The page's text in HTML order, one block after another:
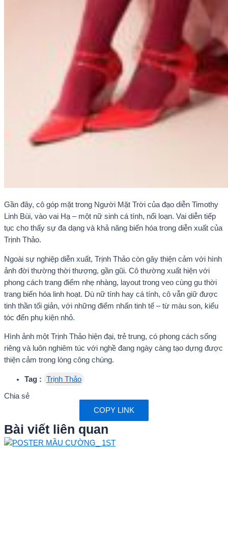
Gần đây, cô góp mặt trong Người Mặt Trời của đạo diễn Timothy
Linh Bùi, vào vai Hạ – một nữ sinh cá tính, nổi loạn. Vai diễn tiếp
tục cho thấy sự đa dạng và khả năng biến hóa trong diễn xuất của
Trịnh Thảo.
Ngoài sự nghiệp diễn xuất, Trịnh Thảo còn gây thiện cảm với hình
ảnh đời thường thời thượng, gần gũi. Cô thường xuất hiện với
phong cách trang điểm nhẹ nhàng, layout trong veo cùng gu thời
trang biến hóa linh hoạt. Dù nữ tính hay cá tính, cô vẫn giữ được
tinh thần tối giản, với những điểm nhấn tinh tế – từ màu son, kiểu
tóc đến phụ kiện nhỏ.
Hình ảnh một Trịnh Thảo hiện đại, trẻ trung, có phong cách sống
riêng và luôn nghiêm túc với nghề đang ngày càng tạo dựng được
thiện cảm trong lòng công chúng.
Tag : Trịnh Thảo
Chia sẻ
COPY LINK
Bài viết liên quan